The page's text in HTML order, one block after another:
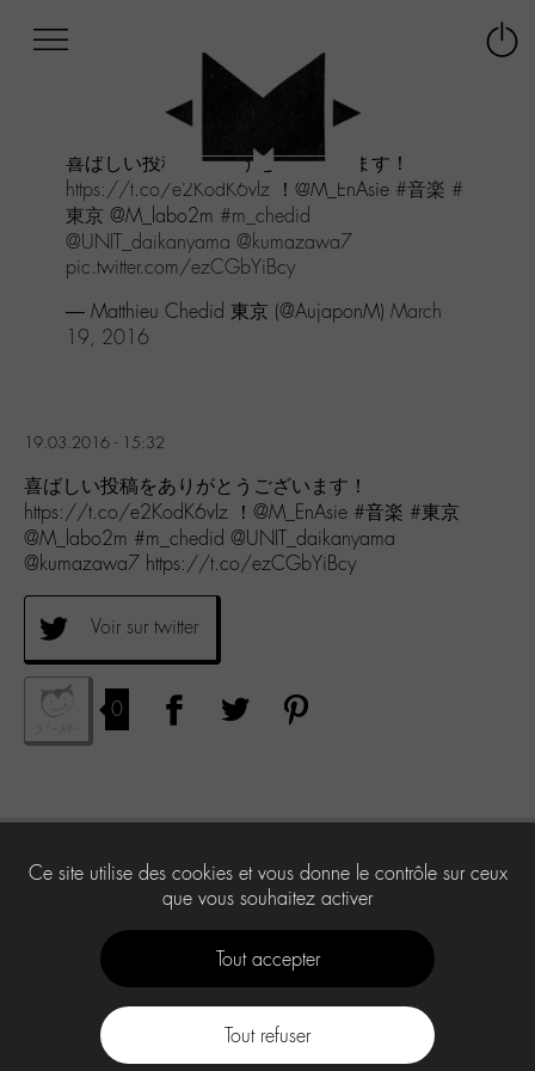
au
menu
Aller
au
contenu
喜ばしい投稿をありがとうございます！
https://t.co/e2KodK6vIz ！@M_EnAsie #音楽 #
東京 @M_labo2m #m_chedid
@UNIT_daikanyama @kumazawa7
pic.twitter.com/ezCGbYiBcy
— Matthieu Chedid 東京 (@AujaponM) March
19, 2016
19.03.2016 - 15:32
喜ばしい投稿をありがとうございます！
https://t.co/e2KodK6vIz ！@M_EnAsie #音楽 #東京
@M_labo2m #m_chedid @UNIT_daikanyama
@kumazawa7 https://t.co/ezCGbYiBcy
Voir sur twitter
0
Ce site utilise des cookies et vous donne le contrôle sur ceux
que vous souhaitez activer
Tout accepter
Tout refuser